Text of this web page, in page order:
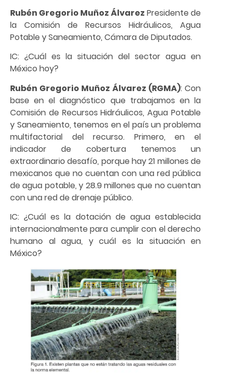
Rubén Gregorio Muñoz Álvarez Presidente de
la Comisión de Recursos Hidráulicos, Agua
Potable y Saneamiento, Cámara de Diputados.
IC: ¿Cuál es la situación del sector agua en
México hoy?
Rubén Gregorio Muñoz Álvarez (RGMA): Con
base en el diagnóstico que trabajamos en la
Comisión de Recursos Hidráulicos, Agua Potable
y Saneamiento, tenemos en el país un problema
multifactorial del recurso. Primero, en el
indicador de cobertura tenemos un
extraordinario desafío, porque hay 21 millones de
mexicanos que no cuentan con una red pública
de agua potable, y 28.9 millones que no cuentan
con una red de drenaje público.
IC: ¿Cuál es la dotación de agua establecida
internacionalmente para cumplir con el derecho
humano al agua, y cuál es la situación en
México?